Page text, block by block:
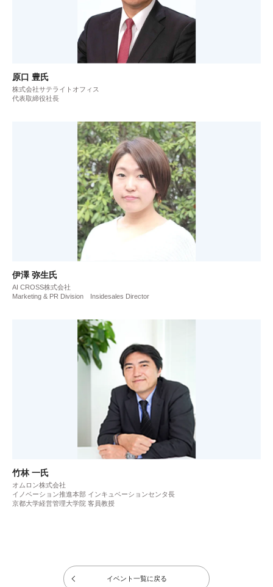
原口 豊氏
株式会社サテライトオフィス
代表取締役社長
伊澤 弥生氏
AI CROSS株式会社
Marketing & PR Division Insidesales Director
竹林 一氏
オムロン株式会社
イノベーション推進本部 インキュベーションセンタ長
京都大学経営管理大学院 客員教授
イベント一覧に戻る